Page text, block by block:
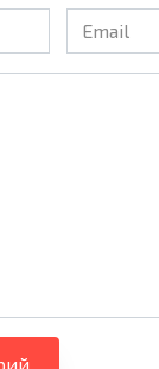
Email